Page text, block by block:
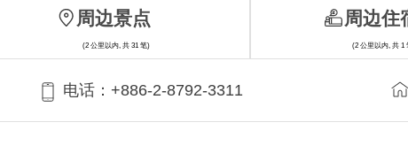
电话：+886-2-8792-3311
周边景点
(2 公里以内, 共 31 笔)
周边住
(2 公里以内, 共 1